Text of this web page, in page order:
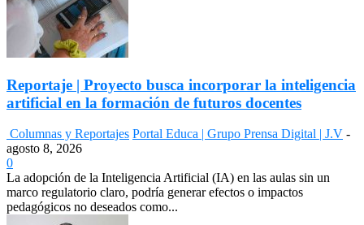
Reportaje | Proyecto busca incorporar la inteligencia
artificial en la formación de futuros docentes
Columnas y Reportajes Portal Educa | Grupo Prensa Digital | J.V -
agosto 8, 2026
0
La adopción de la Inteligencia Artificial (IA) en las aulas sin un
marco regulatorio claro, podría generar efectos o impactos
pedagógicos no deseados como...